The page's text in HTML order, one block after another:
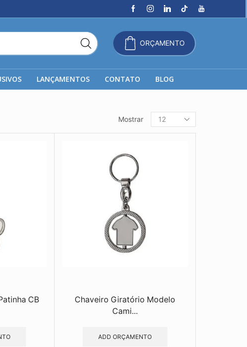
ORÇAMENTO
LANÇAMENTOS CONTATO BLOG
Mostrar
Produtos
por
CB
Chaveiro Giratório Modelo
Cami...
ADD ORÇAMENTO